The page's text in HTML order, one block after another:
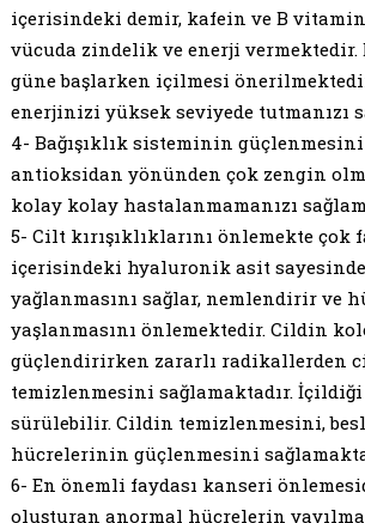
içerisindeki demir, kafein ve B
vücuda zindelik ve enerji
güne başlarken içilmesi
enerjinizi yüksek seviyede tutmanızı
4- Bağışıklık sisteminin
antioksidan yönünden çok zengin
kolay kolay hastalanmamanızı
5- Cilt kırışıklıklarını önlemekte çok
içerisindeki hyaluronik asit
yağlanmasını sağlar, nemlendirir ve
yaşlanmasını önlemektedir. Cildin
güçlendirirken zararlı radikallerden
temizlenmesini sağlamaktadır. İçildiği
sürülebilir. Cildin temizlenmesini,
hücrelerinin güçlenmesini
6- En önemli faydası kanseri
oluşturan anormal hücrelerin